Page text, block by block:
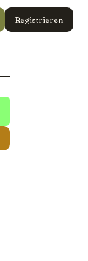
Registrieren